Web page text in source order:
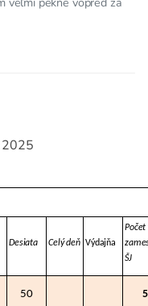
Desiata Celý deň Výdajňa
Počet
ŠJ
50